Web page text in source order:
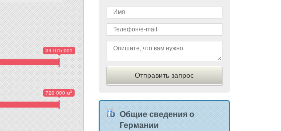
34 075 001
720 000 м2
Общие сведения о
Германии